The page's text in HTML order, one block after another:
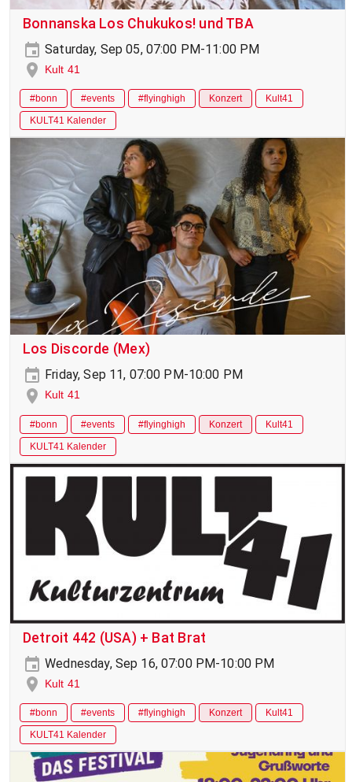
Bonnanska Los Chukukos! und TBA
Saturday, Sep 05, 07:00 PM-11:00 PM
Kult 41
#bonn #events #flyinghigh Konzert
Kult41
KULT41 Kalender
Los Discorde (Mex)
Friday, Sep 11, 07:00 PM-10:00 PM
Kult 41
#bonn #events #flyinghigh Konzert
Kult41
KULT41 Kalender
Detroit 442 (USA) + Bat Brat
Wednesday, Sep 16, 07:00 PM-10:00 PM
Kult 41
#bonn #events #flyinghigh Konzert
Kult41
KULT41 Kalender